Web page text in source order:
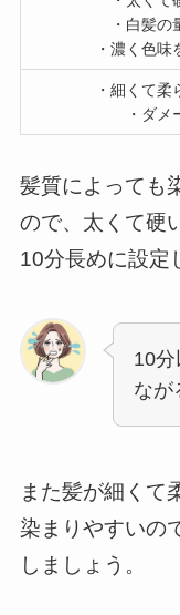
・白髪の
・濃く色味
・細くて柔
・ダメ
髪質によっても
ので、太くて硬
10分長めに設定
10分
なが
また髪が細くて
染まりやすいの
しましょう。